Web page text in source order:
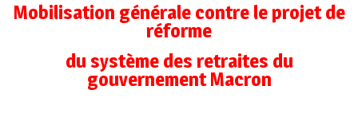
Mobilisation générale contre le projet de
réforme
du système des retraites du
gouvernement Macron